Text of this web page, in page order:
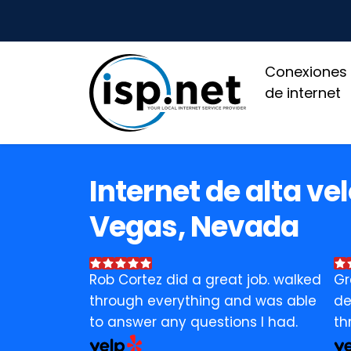
Conexiones
de internet
Internet de alta
Vegas, Nevada
Rob Cortez did a great job. walked
through everything and was able
to answer any questions I had.